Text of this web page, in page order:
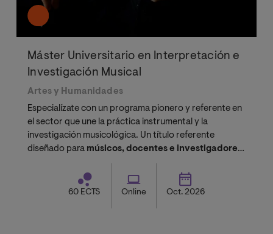
Máster Universitario en Interpretación e
Investigación Musical
Artes y Humanidades
Especialízate con un programa pionero y referente en
el sector que une la práctica instrumental y la
investigación musicológica. Un título referente
diseñado para músicos, docentes e investigadores
que buscan sumar puntos en
oposiciones de
conservatorio, acceder aldoctoradoo perfeccionar
su perfil artístico sin renunciar a su actividad
60 ECTS Online Oct. 2026